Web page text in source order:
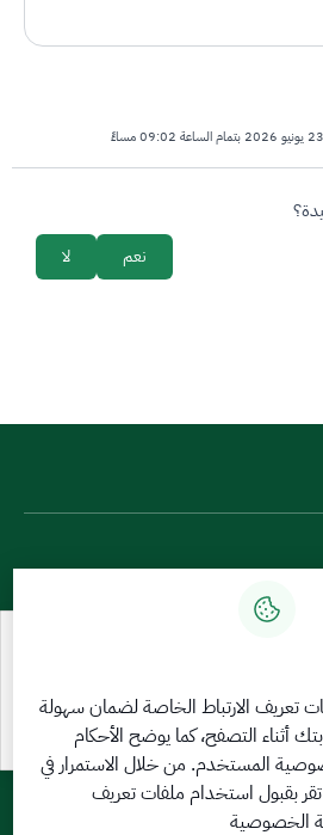
23 يونيو 2026 بتمام الساعة 09:02 مساءً
لا نعم
تعريف الارتباط الخاصة لضمان سهولة
أثناء التصفح، كما يوضح الأحكام
المستخدم. من خلال الاستمرار في
بقبول استخدام ملفات تعريف
الخصوصية